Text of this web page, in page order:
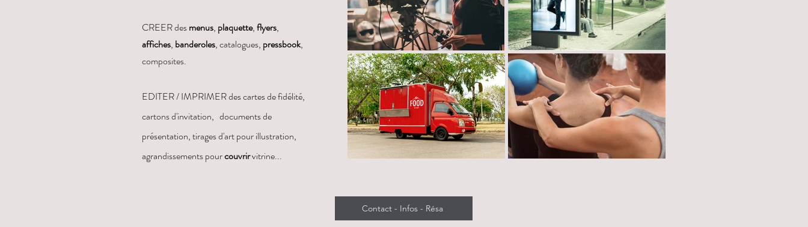
CREER desmenus, plaquette,flyers,
affiches, banderoles, catalogues, pressbook,
composites.
EDITER / IMPRIMER des cartes de fidélité,
cartons d'invitation, documents de
présentation, tirages d'art pour illustration,
agrandissements pourcouvrirvitrine...
Contact - Infos - Résa